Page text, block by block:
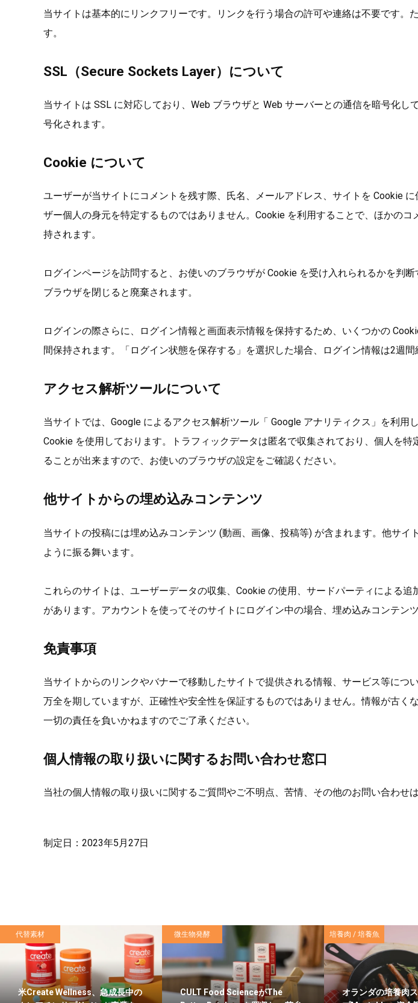
当サイトは基本的にリンクフリーです。リンクを行う場合の許可や連絡は不要です
す。
SSL（Secure Sockets Layer）について
当サイトは SSL に対応しており、Web ブラウザと Web サーバーとの通信を暗号化
号化されます。
Cookie について
ユーザーが当サイトにコメントを残す際、氏名、メールアドレス、サイトを Cookie
ザー個人の身元を特定するものではありません。Cookie を利用することで、ほかの
持されます。
ログインページを訪問すると、お使いのブラウザが Cookie を受け入れられるかを判
ブラウザを閉じると廃棄されます。
ログインの際さらに、ログイン情報と画面表示情報を保持するため、いくつかの
間保持されます。「ログイン状態を保存する」を選択した場合、ログイン情報は2週
アクセス解析ツールについて
当サイトでは、Google によるアクセス解析ツール「 Google アナリティクス」を利
Cookie を使用しております。トラフィックデータは匿名で収集されており、個人を
ることが出来ますので、お使いのブラウザの設定をご確認ください。
他サイトからの埋め込みコンテンツ
当サイトの投稿には埋め込みコンテンツ (動画、画像、投稿等) が含まれます。他サ
ように振る舞います。
これらのサイトは、ユーザーデータの収集、Cookie の使用、サードパーティによる
があります。アカウントを使ってそのサイトにログイン中の場合、埋め込みコンテン
免責事項
当サイトからのリンクやバナーで移動したサイトで提供される情報、サービス等に
万全を期していますが、正確性や安全性を保証するものではありません。情報が古
一切の責任を負いかねますのでご了承ください。
個人情報の取り扱いに関するお問い合わせ窓口
当社の個人情報の取り扱いに関するご質問やご不明点、苦情、その他のお問い合わせは
制定日：2023年5月27日
代替素材
米Create Wellness、急成長中の
微生物発酵
CULT Food ScienceがThe
培養肉 / 培養魚
オランダの培養肉